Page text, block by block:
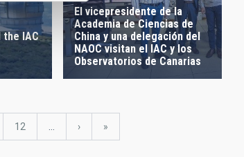
the IAC
El vicepresidente de la
Academia de Ciencias de
China y una delegación del
NAOC visitan el IAC y los
Observatorios de Canarias
Page
12
Next
›
last
»